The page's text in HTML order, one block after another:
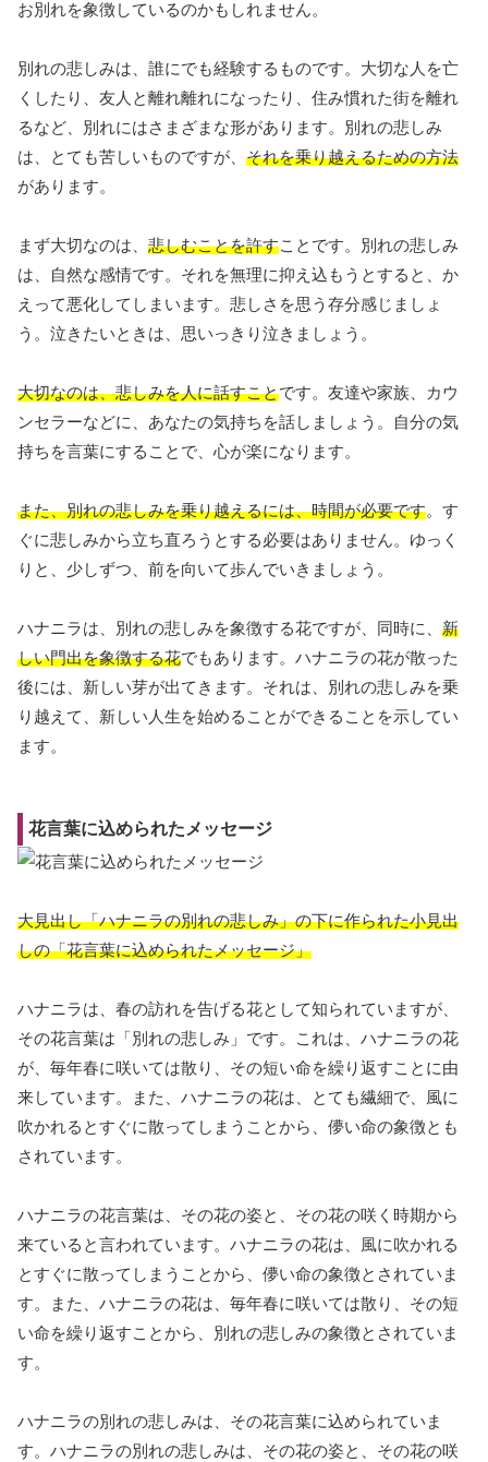
お別れを象徴しているのかもしれません。
別れの悲しみは、誰にでも経験するものです。大切な人を亡
くしたり、友人と離れ離れになったり、住み慣れた街を離れ
るなど、別れにはさまざまな形があります。別れの悲しみ
は、とても苦しいものですが、 それを乗り越えるための方法
があります。
まず大切なのは、 悲しむことを許すことです。別れの悲しみ
は、自然な感情です。それを無理に抑え込もうとすると、か
えって悪化してしまいます。悲しさを思う存分感じましょ
う。泣きたいときは、思いっきり泣きましょう。
大切なのは、悲しみを人に話すことです。友達や家族、カウ
ンセラーなどに、あなたの気持ちを話しましょう。自分の気
持ちを言葉にすることで、心が楽になります。
また、別れの悲しみを乗り越えるには、時間が必要です。す
ぐに悲しみから立ち直ろうとする必要はありません。ゆっく
りと、少しずつ、前を向いて歩んでいきましょう。
ハナニラは、別れの悲しみを象徴する花ですが、同時に、 新
しい門出を象徴する花でもあります。ハナニラの花が散った
後には、新しい芽が出てきます。それは、別れの悲しみを乗
り越えて、新しい人生を始めることができることを示してい
ます。
花言葉に込められたメッセージ
大見出し「ハナニラの別れの悲しみ」の下に作られた小見出
しの「花言葉に込められたメッセージ」
ハナニラは、春の訪れを告げる花として知られていますが、
その花言葉は「別れの悲しみ」です。これは、ハナニラの花
が、毎年春に咲いては散り、その短い命を繰り返すことに由
来しています。また、ハナニラの花は、とても繊細で、風に
吹かれるとすぐに散ってしまうことから、儚い命の象徴とも
されています。
ハナニラの花言葉は、その花の姿と、その花の咲く時期から
来ていると言われています。ハナニラの花は、風に吹かれる
とすぐに散ってしまうことから、儚い命の象徴とされていま
す。また、ハナニラの花は、毎年春に咲いては散り、その短
い命を繰り返すことから、別れの悲しみの象徴とされていま
す。
ハナニラの別れの悲しみは、その花言葉に込められていま
す。ハナニラの別れの悲しみは、その花の姿と、その花の咲